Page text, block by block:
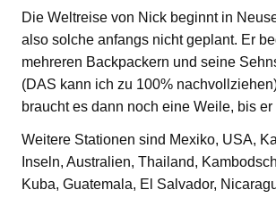
Die Weltreise von Nick beginnt in
also solche anfangs nicht geplant. Er
mehreren Backpackern und seine
(DAS kann ich zu 100%
braucht es dann noch eine Weile, bis er
Weitere Stationen sind Mexiko, USA,
Inseln, Australien, Thailand,
Kuba, Guatemala, El Salvador,